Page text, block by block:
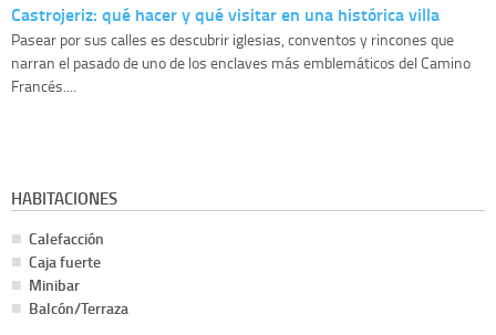
Castrojeriz: qué hacer y qué visitar en una histórica villa
Pasear por sus calles es descubrir iglesias, conventos y rincones que
narran el pasado de uno de los enclaves más emblemáticos del Camino
Francés....
HABITACIONES
Calefacción
Caja fuerte
Minibar
Balcón/Terraza